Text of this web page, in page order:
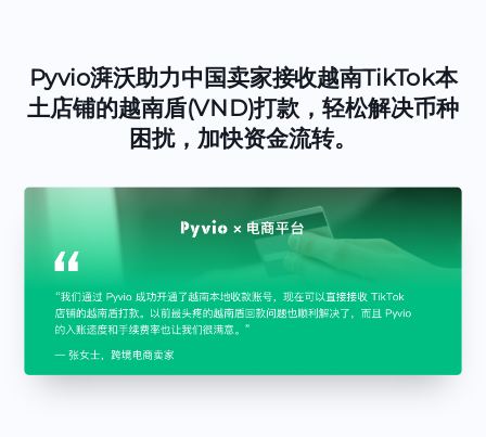
Pyvio湃沃助力中国卖家接收越南TikTok本
土店铺的越南盾(VND)打款，轻松解决币种
困扰，加快资金流转。